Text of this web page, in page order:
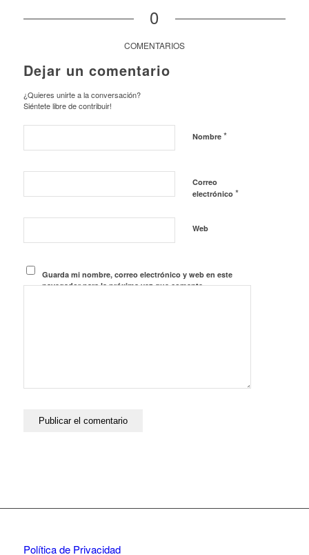
0
COMENTARIOS
Dejar un comentario
¿Quieres unirte a la conversación?
Siéntete libre de contribuir!
Nombre *
Correo
electrónico *
Web
Guarda mi nombre, correo electrónico y web en este
navegador para la próxima vez que comente.
Política de Privacidad